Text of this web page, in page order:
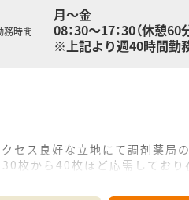
務時間
月～金
08：30～17：30（休憩60
※上記より週40時間勤
ス良好な立地にて調剤薬局の
枚から40枚ほど応需しており